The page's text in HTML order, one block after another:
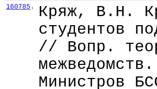
160785 .
Кряж, В.Н.
студентов
// Вопр.
Министров